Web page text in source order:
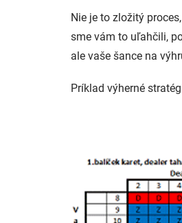
Nie je to zložitý
sme vám to uľahčili,
ale vaše šance na
Príklad výherné